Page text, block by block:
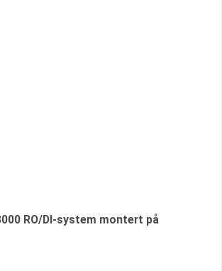
RO/DI-system montert på